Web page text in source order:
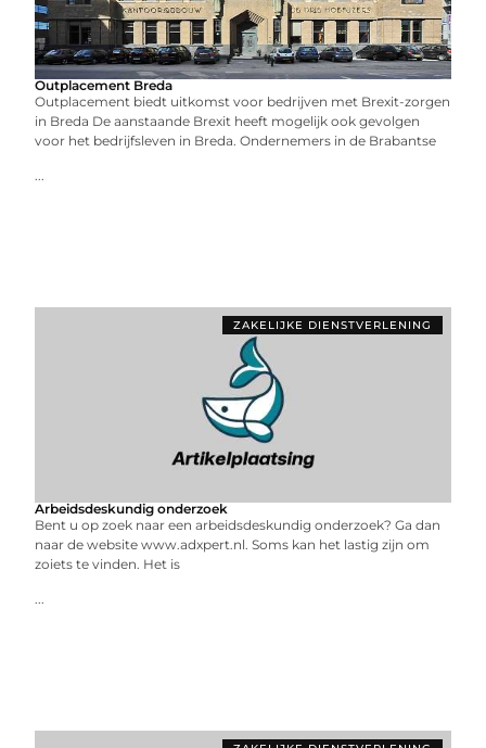
Outplacement Breda
Outplacement biedt uitkomst voor bedrijven met Brexit-zorgen
in Breda De aanstaande Brexit heeft mogelijk ook gevolgen
voor het bedrijfsleven in Breda. Ondernemers in de Brabantse
...
ZAKELIJKE DIENSTVERLENING
Arbeidsdeskundig onderzoek
Bent u op zoek naar een arbeidsdeskundig onderzoek? Ga dan
naar de website www.adxpert.nl. Soms kan het lastig zijn om
zoiets te vinden. Het is
...